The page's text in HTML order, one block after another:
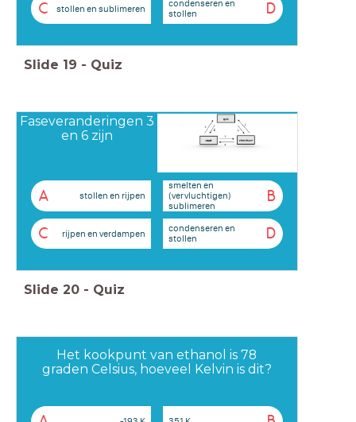
C stollen en sublimeren D
condenseren en
stollen
Slide 19 - Quiz
Faseveranderingen 3
en 6 zijn
A stollen en rijpen B
smelten en
(vervluchtigen)
sublimeren
C rijpen en verdampen D
condenseren en
stollen
Slide 20 - Quiz
Het kookpunt van ethanol is 78
graden Celsius, hoeveel Kelvin is dit?